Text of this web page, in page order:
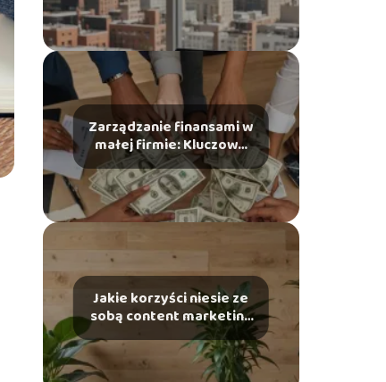
Zarządzanie finansami w
małej firmie: Kluczowe
zasady i narzędzia
Jakie korzyści niesie ze
sobą content marketing
dla Twojej marki?